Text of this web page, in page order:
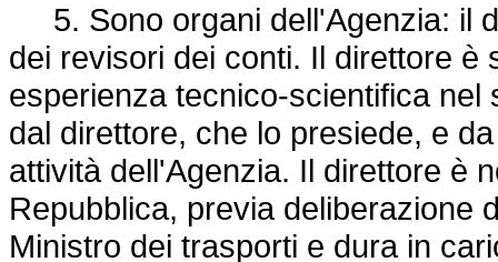
5. Sono organi dell'Agenzia: il
dei revisori dei conti. Il direttore
esperienza tecnico-scientifica
dal direttore, che lo presiede, e
attività dell'Agenzia. Il direttore è
Repubblica, previa deliberazione
Ministro dei trasporti e dura in